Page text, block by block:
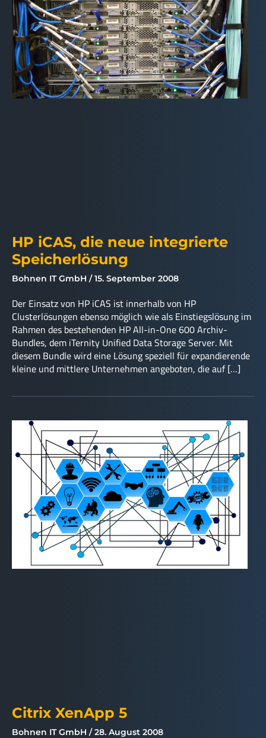
HP iCAS, die neue integrierte
Speicherlösung
Bohnen IT GmbH 15. September 2008
Der Einsatz von HP iCAS ist innerhalb von HP
Clusterlösungen ebenso möglich wie als Einstiegslösung im
Rahmen des bestehenden HP All-in-One 600 Archiv-
Bundles, dem iTernity Unified Data Storage Server. Mit
diesem Bundle wird eine Lösung speziell für expandierende
kleine und mittlere Unternehmen angeboten, die auf […]
Citrix XenApp 5
Bohnen IT GmbH 28. August 2008